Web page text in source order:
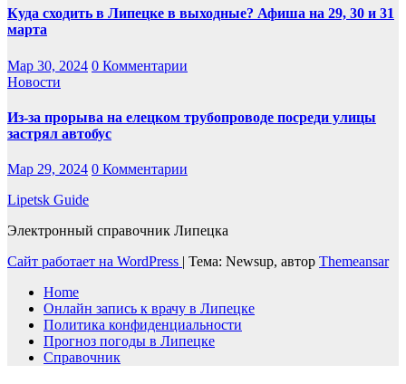
Куда сходить в Липецке в выходные? Афиша на 29, 30 и 31
марта
Мар 30, 2024 0 Комментарии
Новости
Из-за прорыва на елецком трубопроводе посреди улицы
застрял автобус
Мар 29, 2024 0 Комментарии
Lipetsk Guide
Электронный справочник Липецка
Сайт работает на WordPress | Тема: Newsup, автор Themeansar
Home
Онлайн запись к врачу в Липецке
Политика конфиденциальности
Прогноз погоды в Липецке
Справочник